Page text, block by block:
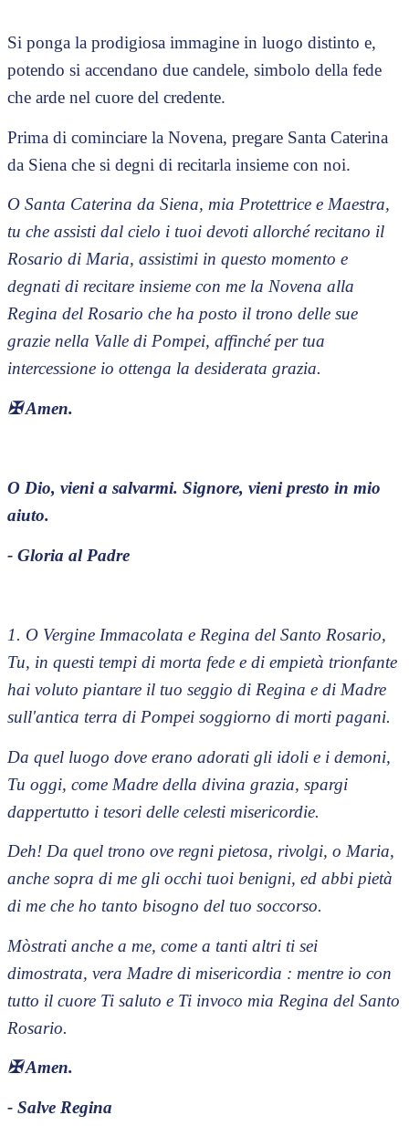
Si ponga la prodigiosa immagine in luogo distinto e,
potendo si accendano due candele, simbolo della fede
che arde nel cuore del credente.
Prima di cominciare la Novena, pregare Santa Caterina
da Siena che si degni di recitarla insieme con noi.
O Santa Caterina da Siena, mia Protettrice e Maestra,
tu che assisti dal cielo i tuoi devoti allorché recitano il
Rosario di Maria, assistimi in questo momento e
degnati di recitare insieme con me la Novena alla
Regina del Rosario che ha posto il trono delle sue
grazie nella Valle di Pompei, affinché per tua
intercessione io ottenga la desiderata grazia.
✠Amen.
O Dio, vieni a salvarmi. Signore, vieni presto in mio
aiuto.
- Gloria al Padre
1. O Vergine Immacolata e Regina del Santo Rosario,
Tu, in questi tempi di morta fede e di empietà trionfante
hai voluto piantare il tuo seggio di Regina e di Madre
sull'antica terra di Pompei soggiorno di morti pagani.
Da quel luogo dove erano adorati gli idoli e i demoni,
Tu oggi, come Madre della divina grazia, spargi
dappertutto i tesori delle celesti misericordie.
Deh! Da quel trono ove regni pietosa, rivolgi, o Maria,
anche sopra di me gli occhi tuoi benigni, ed abbi pietà
di me che ho tanto bisogno del tuo soccorso.
Mòstrati anche a me, come a tanti altri ti sei
dimostrata, vera Madre di misericordia : mentre io con
tutto il cuore Ti saluto e Ti invoco mia Regina del Santo
Rosario.
✠Amen.
- Salve Regina